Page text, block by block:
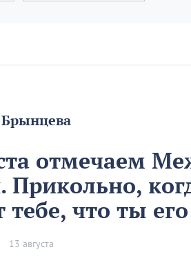
Брынцева
отмечаем
Прикольно,
тебе, что ты
13 августа